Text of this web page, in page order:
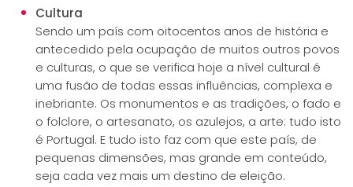
Cultura
Sendo um país com oitocentos anos de história e
antecedido pela ocupação de muitos outros povos
e culturas, o que se verifica hoje a nível cultural é
uma fusão de todas essas influências, complexa e
inebriante. Os monumentos e as tradições, o fado e
o folclore, o artesanato, os azulejos, a arte: tudo isto
é Portugal. E tudo isto faz com que este país, de
pequenas dimensões, mas grande em conteúdo,
seja cada vez mais um destino de eleição.